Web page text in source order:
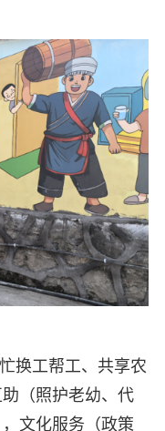
换工帮工、共享农
（照护老幼、代
文化服务（政策